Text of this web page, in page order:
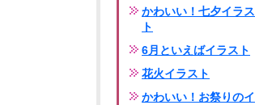
かわいい！七夕イラス
ト
6月といえばイラスト
花火イラスト
かわいい！お祭りのイ